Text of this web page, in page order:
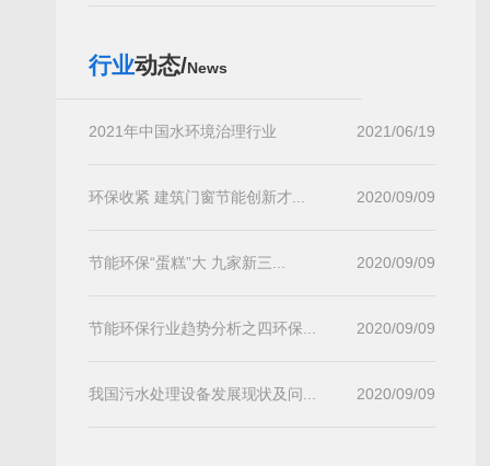
行业动态/News
2021年中国水环境治理行业 2021/06/19
环保收紧 建筑门窗节能创新才... 2020/09/09
节能环保“蛋糕”大 九家新三... 2020/09/09
节能环保行业趋势分析之四环保... 2020/09/09
我国污水处理设备发展现状及问... 2020/09/09